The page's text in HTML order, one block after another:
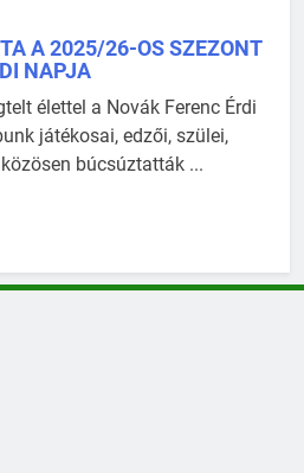
A 2025/26-OS SZEZONT
NAPJA
élettel a Novák Ferenc Érdi
játékosai, edzői, szülei,
búcsúztatták ...